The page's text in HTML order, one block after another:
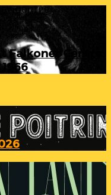
Centre
Falkoner Centre